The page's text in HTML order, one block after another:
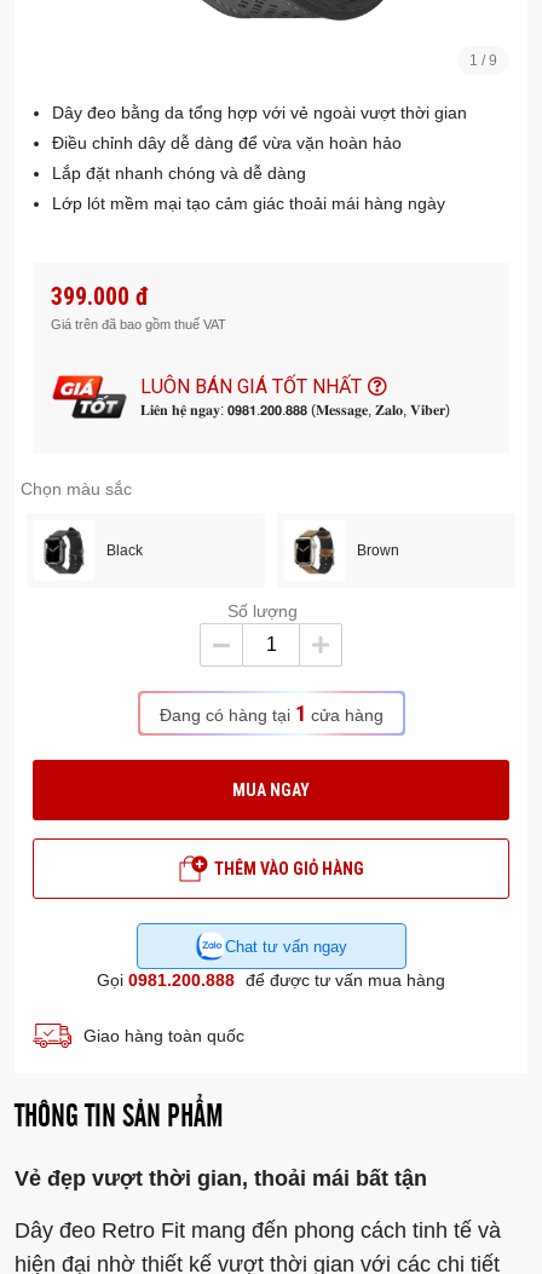
1 /9
Dây đeo bằng da tổng hợp với vẻ ngoài vượt thời gian
Điều chỉnh dây dễ dàng để vừa vặn hoàn hảo
Lắp đặt nhanh chóng và dễ dàng
Lớp lót mềm mại tạo cảm giác thoải mái hàng ngày
399.000 đ
Giá trên đã bao gồm thuế VAT
LUÔN BÁN GIÁ TỐT NHẤT
𝐋𝐢𝐞̂𝐧 𝐡𝐞̣̂ 𝐧𝐠𝐚𝐲: 𝟬𝟵𝟴𝟭.𝟮𝟬𝟬.𝟴𝟴𝟴 (𝐌𝐞𝐬𝐬𝐚𝐠𝐞, 𝐙𝐚𝐥𝐨, 𝐕𝐢𝐛𝐞𝐫)
Chọn màu sắc
Black Brown
Số lượng
Đang có hàng tại 1 cửa hàng
MUA NGAY
THÊM VÀO GIỎ HÀNG
Chat tư vấn ngay
Gọi 0981.200.888 để được tư vấn mua hàng
Giao hàng toàn quốc
THÔNG TIN SẢN PHẨM
Vẻ đẹp vượt thời gian, thoải mái bất tận
Dây đeo Retro Fit mang đến phong cách tinh tế và
hiện đại nhờ thiết kế vượt thời gian với các chi tiết